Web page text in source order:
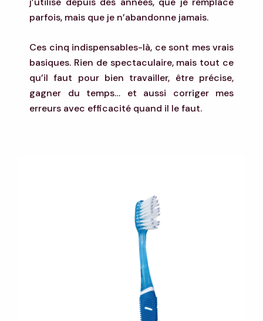
parfois, mais que je n’abandonne jamais.
Ces cinq indispensables-là, ce sont mes vrais
basiques. Rien de spectaculaire, mais tout ce
qu’il faut pour bien travailler, être précise,
gagner du temps… et aussi corriger mes
erreurs avec efficacité quand il le faut.